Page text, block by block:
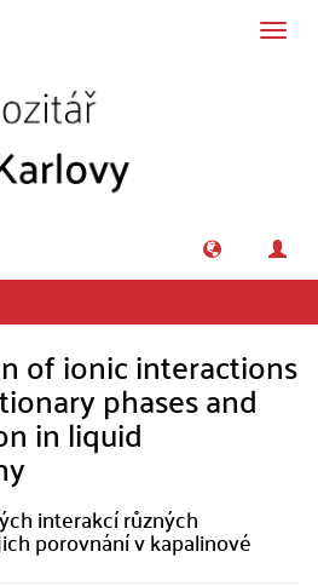
of ionic interactions
phases and
in liquid
interakcí různých
porovnání v kapalinové